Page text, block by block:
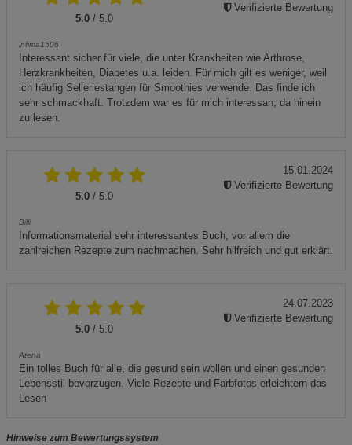
5.0 / 5.0
infima1506
Interessant sicher für viele, die unter Krankheiten wie Arthrose,
Herzkrankheiten, Diabetes u.a. leiden. Für mich gilt es weniger, weil
ich häufig Selleriestangen für Smoothies verwende. Das finde ich
sehr schmackhaft. Trotzdem war es für mich interessan, da hinein
zu lesen.
Verifizierte Bewertung
5.0 / 5.0
Billi
Informationsmaterial sehr interessantes Buch, vor allem die
zahlreichen Rezepte zum nachmachen. Sehr hilfreich und gut erklärt.
15.01.2024
Verifizierte Bewertung
5.0 / 5.0
Atena
Ein tolles Buch für alle, die gesund sein wollen und einen gesunden
Lebensstil bevorzugen. Viele Rezepte und Farbfotos erleichtern das
Lesen
24.07.2023
Verifizierte Bewertung
Hinweise zum Bewertungssystem